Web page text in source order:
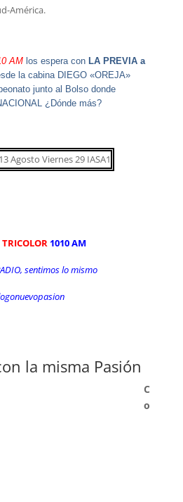
América.
AMlos espera con LA PREVIA a
la cabina DIEGO «OREJA»
junto al Bolso donde
¿Dónde más?
1010 AM
sentimos lo mismo
la misma Pasión
C
o